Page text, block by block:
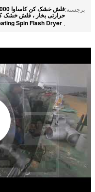
برجسته:
حرارتی بخار ، فلش خشک کن
,
Spin Flash Dryer